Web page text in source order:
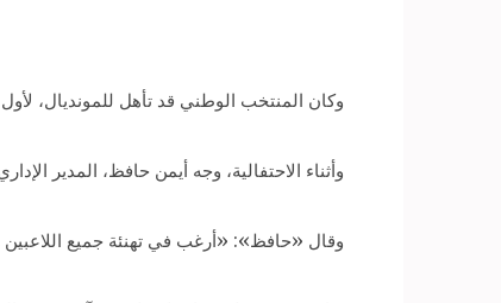
وكان المنتخب الوطني قد تأهل للمونديال، لأول مرة خلال 28 عامًا، عقب فوزه على منتخب الكونغو، بنتيجة «2-1»، الأحد الماضي، على
وأثناء الاحتفالية، وجه أيمن حافظ، المدير
وقال «حافظ»: «أرغب في تهنئة جميع اللاعبين